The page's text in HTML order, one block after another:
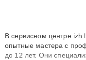
В сервисном центре
опытные мастера с
до 12 лет. Они